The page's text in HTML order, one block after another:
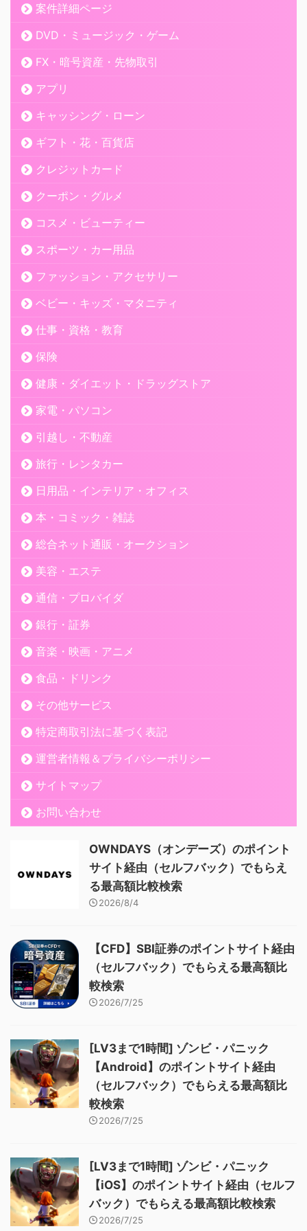
案件詳細ページ
DVD・ミュージック・ゲーム
FX・暗号資産・先物取引
アプリ
キャッシング・ローン
ギフト・花・百貨店
クレジットカード
クーポン・グルメ
コスメ・ビューティー
スポーツ・カー用品
ファッション・アクセサリー
ベビー・キッズ・マタニティ
仕事・資格・教育
保険
健康・ダイエット・ドラッグストア
家電・パソコン
引越し・不動産
旅行・レンタカー
日用品・インテリア・オフィス
本・コミック・雑誌
総合ネット通販・オークション
美容・エステ
通信・プロバイダ
銀行・証券
音楽・映画・アニメ
食品・ドリンク
その他サービス
特定商取引法に基づく表記
運営者情報＆プライバシーポリシー
サイトマップ
お問い合わせ
OWNDAYS（オンデーズ）のポイント
サイト経由（セルフバック）でもらえ
る最高額比較検索
2026/8/4
【CFD】SBI証券のポイントサイト経由
（セルフバック）でもらえる最高額比
較検索
2026/7/25
[LV3まで1時間] ゾンビ・パニック
【Android】のポイントサイト経由
（セルフバック）でもらえる最高額比
較検索
2026/7/25
[LV3まで1時間] ゾンビ・パニック
【iOS】のポイントサイト経由（セルフ
バック）でもらえる最高額比較検索
2026/7/25